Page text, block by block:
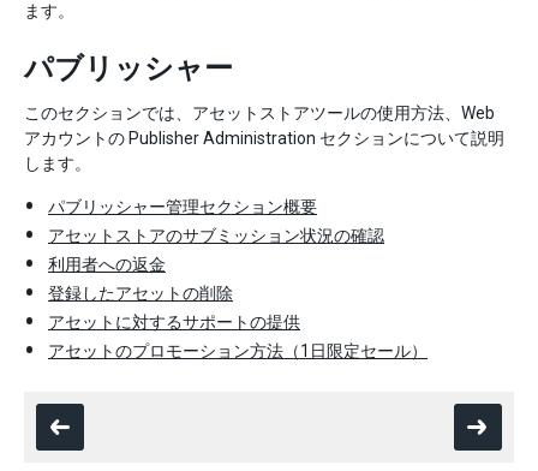
ます。
パブリッシャー
このセクションでは、アセットストアツールの使用方法、Web
アカウントの Publisher Administration セクションについて説明
します。
パブリッシャー管理セクション概要
アセットストアのサブミッション状況の確認
利用者への返金
登録したアセットの削除
アセットに対するサポートの提供
アセットのプロモーション方法（1日限定セール）